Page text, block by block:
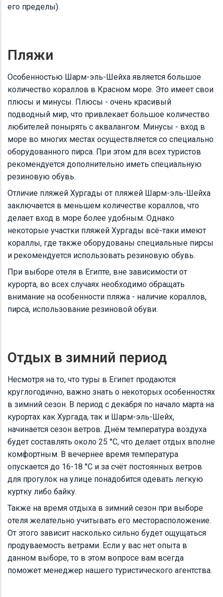
его пределы).
Пляжи
Особенностью Шарм-эль-Шейха является большое
количество кораллов в Красном море. Это имеет свои
плюсы и минусы. Плюсы - очень красивый
подводный мир, что привлекает большое количество
любителей понырять с аквалангом. Минусы - вход в
море во многих местах осуществляется со специально
оборудованного пирса. При этом для всех туристов
рекомендуется дополнительно иметь специальную
резиновую обувь.
Отличие пляжей Хургады от пляжей Шарм-эль-Шейха
заключается в меньшем количестве кораллов, что
делает вход в море более удобным. Однако
некоторые участки пляжей Хургады всё-таки имеют
кораллы, где также оборудованы специальные пирсы
и рекомендуется использовать резиновую обувь.
При выборе отеля в Египте, вне зависимости от
курорта, во всех случаях необходимо обращать
внимание на особенности пляжа - наличие кораллов,
пирса, использование резиновой обуви.
Отдых в зимний период
Несмотря на то, что туры в Египет продаются
круглогодично, важно знать о некоторых особенностях
в зимний сезон. В период с декабря по начало марта на
курортах как Хургада, так и Шарм-эль-Шейх,
начинается сезон ветров. Днём температура воздуха
будет составлять около 25 °C, что делает отдых вполне
комфортным. В вечернее время температура
опускается до 16-18 °C и за счёт постоянных ветров
для прогулок на улице понадобится одевать легкую
куртку либо байку.
Также на время отдыха в зимний сезон при выборе
отеля желательно учитывать его месторасположение.
От этого зависит насколько сильно будет ощущаться
продуваемость ветрами. Если у вас нет опыта в
данном выборе, то в этом вопросе вам всегда
поможет менеджер нашего туристического агентства.